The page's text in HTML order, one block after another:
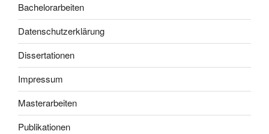
Bachelorarbeiten
Datenschutzerklärung
Dissertationen
Impressum
Masterarbeiten
Publikationen